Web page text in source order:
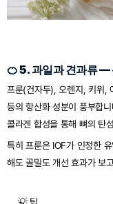
🍊 5. 과일과 견과류 —
프룬(건자두), 오렌지, 키위,
등의 항산화 성분이 풍부합
콜라겐 합성을 통해 뼈의 탄
특히 프룬은 IOF가 인정한
해도 골밀도 개선 효과가 보
💡 팁